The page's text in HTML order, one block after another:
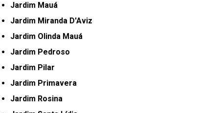
Jardim Mauá
Jardim Miranda D'Aviz
Jardim Olinda Mauá
Jardim Pedroso
Jardim Pilar
Jardim Primavera
Jardim Rosina